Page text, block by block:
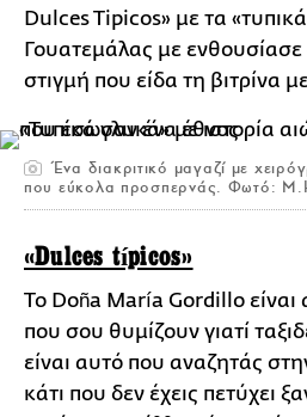
Dulces Tipicos» με τα
Γουατεμάλας με
στιγμή που είδα τη βιτρίνα
Ένα διακριτικό μαγαζί με
που εύκολα προσπερνάς. Φωτό:
«Dulces típicos»
Το Doña María Gordillo είναι
που σου θυμίζουν γιατί
είναι αυτό που αναζητάς
κάτι που δεν έχεις πετύχει